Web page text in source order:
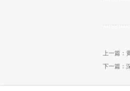
上一篇：
下一篇：